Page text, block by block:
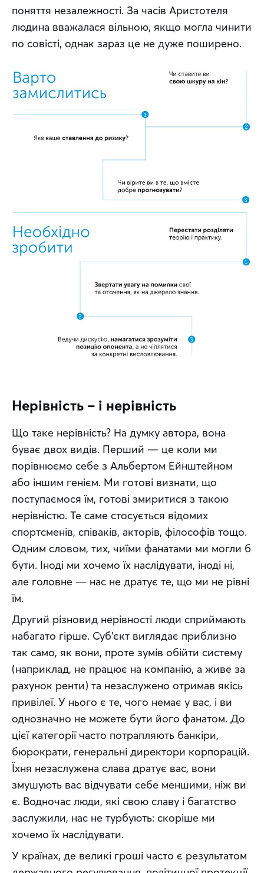
поняття незалежності. За часів Аристотеля
людина вважалася вільною, якщо могла чинити
по совісті, однак зараз це не дуже поширено.
Нерівність – і нерівність
Що таке нерівність? На думку автора, вона
буває двох видів. Перший — це коли ми
порівнюємо себе з Альбертом Ейнштейном
або іншим генієм. Ми готові визнати, що
поступаємося їм, готові змиритися з такою
нерівністю. Те саме стосується відомих
спортсменів, співаків, акторів, філософів тощо.
Одним словом, тих, чиїми фанатами ми могли б
бути. Іноді ми хочемо їх наслідувати, іноді ні,
але головне — нас не дратує те, що ми не рівні
їм.
Другий різновид нерівності люди сприймають
набагато гірше. Суб’єкт виглядає приблизно
так само, як вони, проте зумів обійти систему
(наприклад, не працює на компанію, а живе за
рахунок ренти) та незаслужено отримав якісь
привілеї. У нього є те, чого немає у вас, і ви
однозначно не можете бути його фанатом. До
цієї категорії часто потрапляють банкіри,
бюрократи, генеральні директори корпорацій.
Їхня незаслужена слава дратує вас, вони
змушують вас відчувати себе меншими, ніж ви
є. Водночас люди, які свою славу і багатство
заслужили, нас не турбують: скоріше ми
хочемо їх наслідувати.
У країнах, де великі гроші часто є результатом